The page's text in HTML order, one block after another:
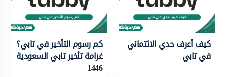
كيف أعرف حدي الائتماني
في تابي
كم رسوم التأخير في تابي؟
غرامة تأخير تابي السعودية
1446